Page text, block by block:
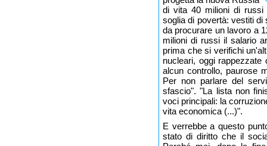
di vita 40 milioni di russi
soglia di povertà: vestiti
da procurare un lavoro a
milioni di russi il salario
prima che si verifichi
nucleari, oggi
alcun controllo, paurose
Per non parlare del
sfascio". "La lista non
voci principali: la
vita economica (...)".
E verrebbe a questo
stato di diritto che il